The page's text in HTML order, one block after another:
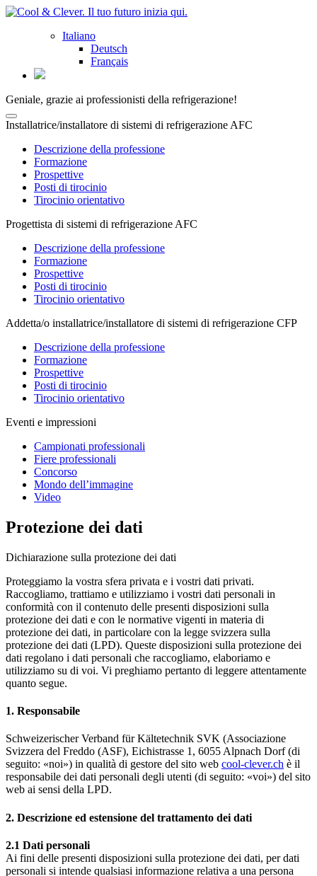
Italiano
Deutsch
Français
Geniale, grazie ai professionisti della refrigerazione!
Installatrice/installatore di sistemi di refrigerazione AFC
Descrizione della professione
Formazione
Prospettive
Posti di tirocinio
Tirocinio orientativo
Progettista di sistemi di refrigerazione AFC
Descrizione della professione
Formazione
Prospettive
Posti di tirocinio
Tirocinio orientativo
Addetta/o installatrice/installatore di sistemi di refrigerazione CFP
Descrizione della professione
Formazione
Prospettive
Posti di tirocinio
Tirocinio orientativo
Eventi e impressioni
Campionati professionali
Fiere professionali
Concorso
Mondo dell’immagine
Video
Protezione dei dati
Dichiarazione sulla protezione dei dati
Proteggiamo la vostra sfera privata e i vostri dati privati.
Raccogliamo, trattiamo e utilizziamo i vostri dati personali in
conformità con il contenuto delle presenti disposizioni sulla
protezione dei dati e con le normative vigenti in materia di
protezione dei dati, in particolare con la legge svizzera sulla
protezione dei dati (LPD). Queste disposizioni sulla protezione dei
dati regolano i dati personali che raccogliamo, elaboriamo e
utilizziamo su di voi. Vi preghiamo pertanto di leggere attentamente
quanto segue.
1. Responsabile
Schweizerischer Verband für Kältetechnik SVK (Associazione
Svizzera del Freddo (ASF), Eichistrasse 1, 6055 Alpnach Dorf (di
seguito: «noi») in qualità di gestore del sito web cool-clever.ch è il
responsabile dei dati personali degli utenti (di seguito: «voi») del sito
web ai sensi della LPD.
2. Descrizione ed estensione del trattamento dei dati
2.1 Dati personali
Ai fini delle presenti disposizioni sulla protezione dei dati, per dati
personali si intende qualsiasi informazione relativa a una persona